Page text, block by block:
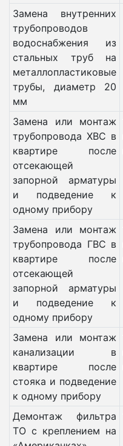
Замена внутренних
трубопроводов
водоснабжения из
стальных труб на
металлопластиковые
трубы, диаметр 20
мм
Замена или монтаж
трубопровода ХВС в
квартире после
отсекающей
запорной арматуры
и подведение к
одному прибору
Замена или монтаж
трубопровода ГВС в
квартире после
отсекающей
запорной арматуры
и подведение к
одному прибору
Замена или монтаж
канализации в
квартире после
стояка и подведение
к одному прибору
Демонтаж фильтра
ТО с креплением на